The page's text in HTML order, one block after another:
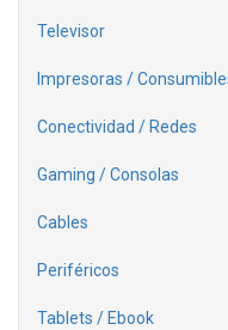
Televisor
Impresoras /
Conectividad / Redes
Gaming / Consolas
Cables
Periféricos
Tablets / Ebook